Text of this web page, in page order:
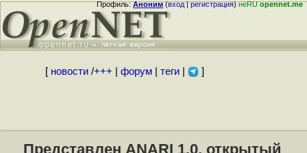
Профиль:Аноним(вход|регистрация)неRUopennet.me
[ новости/+++ форум| теги| ]
Представлен ANARI 1.0, открытый